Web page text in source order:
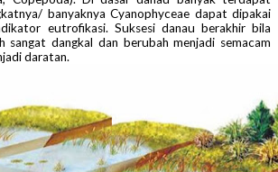
banyaknya Cyanophyceae dapat dipakai
eutrofikasi. Suksesi danau berakhir bila
sangat dangkal dan berubah menjadi semacam
daratan.